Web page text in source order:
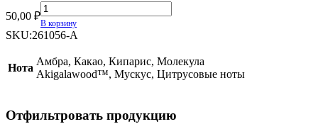
50,00 ₽
Tommy
Hilfiger
Impact
В корзину
SKU:261056-A
Нота
Амбра, Какао, Кипарис, Молекула
Akigalawood™, Мускус, Цитрусовые ноты
Отфильтровать продукцию